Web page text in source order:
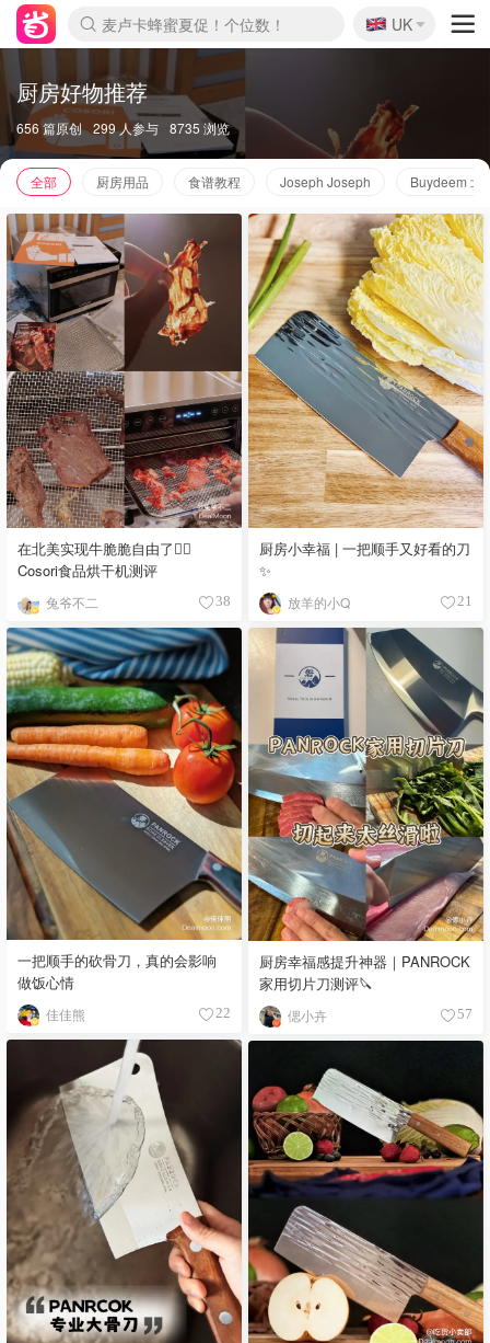
麦卢卡蜂蜜夏促！个位数！
Prada/Miu 4.8折！
啥？必胜客披萨5折！
🇬🇧
UK
厨房好物推荐
656 篇原创 299 人参与 8735 浏览
全部 厨房用品 食谱教程 Joseph Joseph Buydeem 北
在北美实现牛脆脆自由了✌🏻
Cosori食品烘干机测评
兔爷不二 38
厨房小幸福 | 一把顺手又好看的刀
✨
放羊的小Q 21
一把顺手的砍骨刀，真的会影响
做饭心情
佳佳熊 22
厨房幸福感提升神器｜PANROCK
家用切片刀测评🔪
偲小卉 57